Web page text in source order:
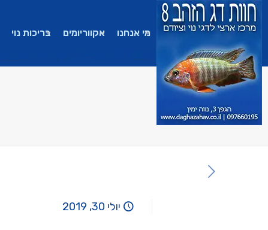
מי אנחנו אקווריומים בריכות נוי
יולי 30, 2019